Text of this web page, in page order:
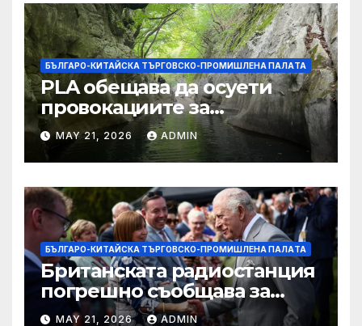
БЪЛГАРО-КИТАЙСКА ТЪРГОВСКО-ПРОМИШЛЕНА ПАЛAТА
PLA обещава да осуети
провокациите за
„независимост на Тайван“.
MAY 21, 2026 ADMIN
БЪЛГАРО-КИТАЙСКА ТЪРГОВСКО-ПРОМИШЛЕНА ПАЛAТА
Британската радиостанция
погрешно съобщава за
смъртта на крал Чарлз
MAY 21, 2026 ADMIN